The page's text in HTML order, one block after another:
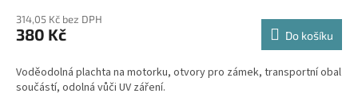
314,05 Kč bez DPH
380 Kč Do košíku
Voděodolná plachta na motorku, otvory pro zámek, transportní obal
součástí, odolná vůči UV záření.